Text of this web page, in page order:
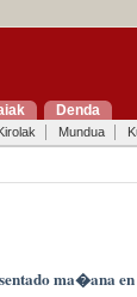
Denda
Mundua
ma�ana en